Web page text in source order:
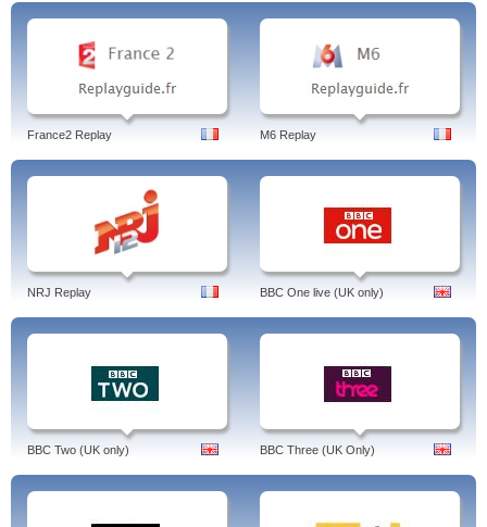
France2 Replay M6 Replay
NRJ Replay BBC One live (UK only)
BBC Two (UK only) BBC Three (UK Only)